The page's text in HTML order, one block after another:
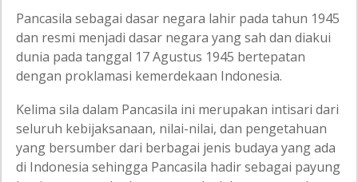
Pancasila sebagai dasar negara lahir pada tahun 1945
dan resmi menjadi dasar negara yang sah dan diakui
dunia pada tanggal 17 Agustus 1945 bertepatan
dengan proklamasi kemerdekaan Indonesia.
Kelima sila dalam Pancasila ini merupakan intisari dari
seluruh kebijaksanaan, nilai-nilai, dan pengetahuan
yang bersumber dari berbagai jenis budaya yang ada
di Indonesia sehingga Pancasila hadir sebagai payung